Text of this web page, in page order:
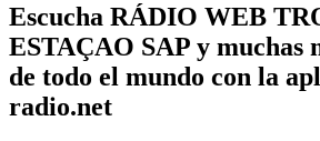
Escucha RÁDIO WEB
ESTAÇAO SAP y muchas
de todo el mundo con la
radio.net